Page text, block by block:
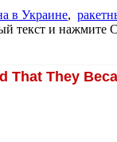
в Украине,
текст и нажмите